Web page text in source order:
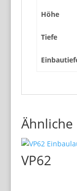
Höhe
Tiefe
VP62